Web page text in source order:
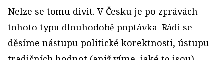
Nelze se tomu divit. V Česku je po zprávách
tohoto typu dlouhodobě poptávka. Rádi se
děsíme nástupu politické korektnosti, ústupu